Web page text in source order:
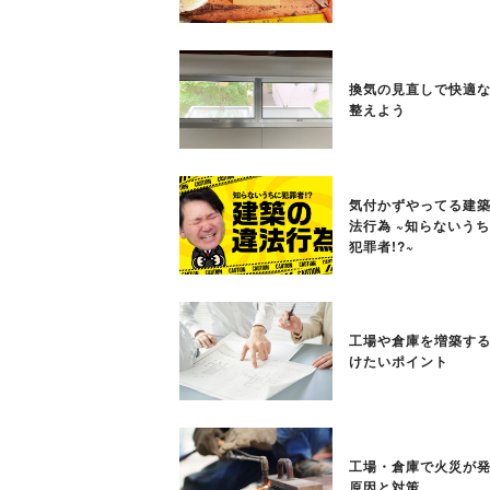
換気の見直しで快適
整えよう
気付かずやってる建
法行為 ~知らないう
犯罪者!?~
工場や倉庫を増築す
けたいポイント
工場・倉庫で火災が